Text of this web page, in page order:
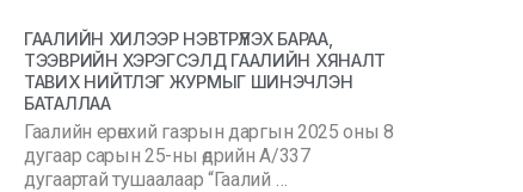
ГААЛИЙН ХИЛЭЭР НЭВТРҮҮЛЭХ БАРАА,
ТЭЭВРИЙН ХЭРЭГСЭЛД ГААЛИЙН ХЯНАЛТ
ТАВИХ НИЙТЛЭГ ЖУРМЫГ ШИНЭЧЛЭН
БАТАЛЛАА
Гаалийн ерөнхий газрын даргын 2025 оны 8
дугаар сарын 25-ны өдрийн А/337
дугаартай тушаалаар “Гаалий …